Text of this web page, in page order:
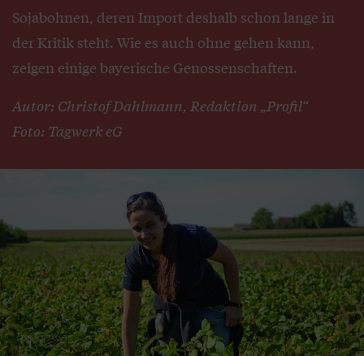
Sojabohnen, deren Import deshalb schon lange in
der Kritik steht. Wie es auch ohne gehen kann,
zeigen einige bayerische Genossenschaften.
Autor: Christof Dahlmann, Redaktion „Profil“
Foto: Tagwerk eG